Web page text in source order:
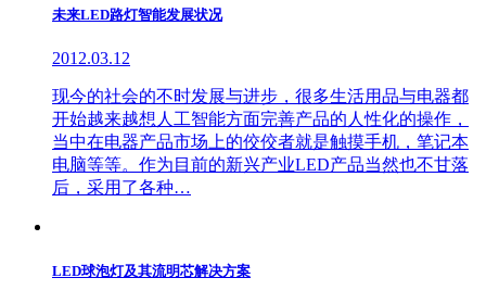
未来LED路灯智能发展状况
2012.03.12
现今的社会的不时发展与进步，很多生活用品与电器都
开始越来越想人工智能方面完善产品的人性化的操作，
当中在电器产品市场上的佼佼者就是触摸手机，笔记本
电脑等等。作为目前的新兴产业LED产品当然也不甘落
后，采用了各种…
LED球泡灯及其流明芯解决方案